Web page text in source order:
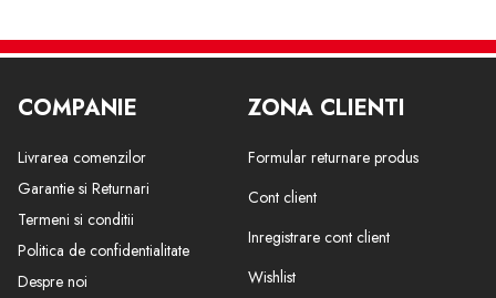
COMPANIE
Livrarea comenzilor
Garantie si Returnari
Termeni si conditii
Politica de confidentialitate
Despre noi
ZONA CLIENTI
Formular returnare produs
Cont client
Inregistrare cont client
Wishlist